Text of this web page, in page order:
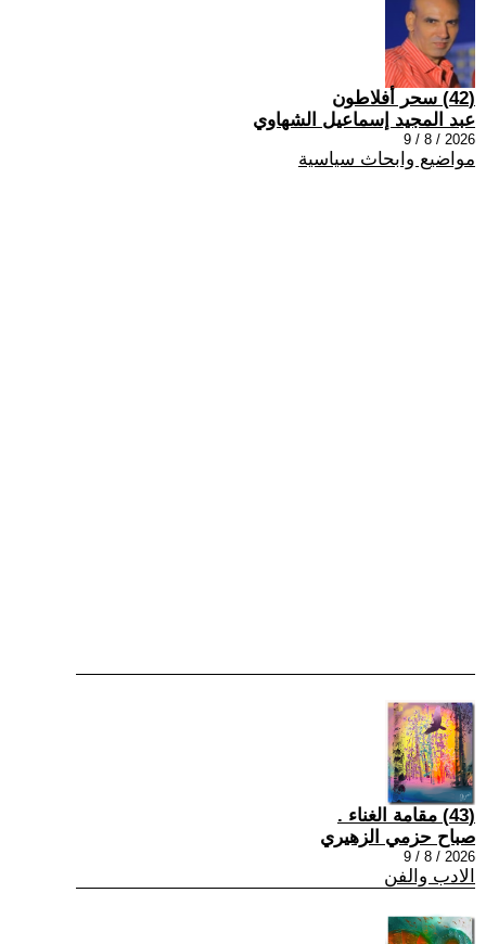
(42) سحر أفلاطون
عبد المجيد إسماعيل الشهاوي
2026 / 8 / 9
مواضيع وابحاث سياسية
(43) مقامة الغناء .
صباح حزمي الزهيري
2026 / 8 / 9
الادب والفن